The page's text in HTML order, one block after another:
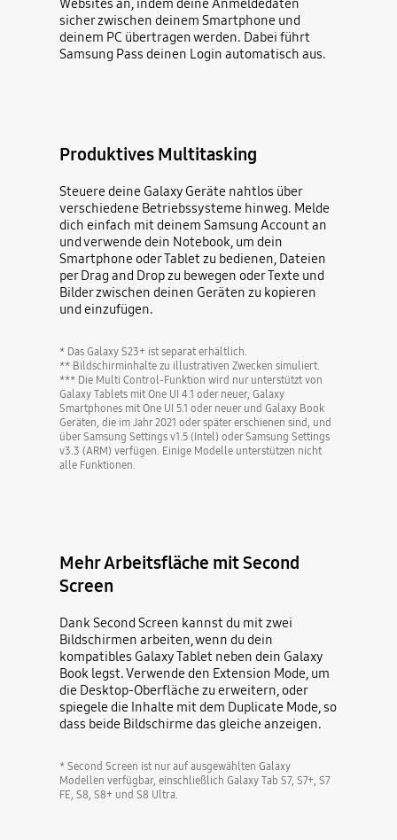
Websites an, indem deine Anmeldedaten
sicher zwischen deinem Smartphone und
deinem PC übertragen werden. Dabei führt
Samsung Pass deinen Login automatisch aus.
Produktives Multitasking
Steuere deine Galaxy Geräte nahtlos über
verschiedene Betriebssysteme hinweg. Melde
dich einfach mit deinem Samsung Account an
und verwende dein Notebook, um dein
Smartphone oder Tablet zu bedienen, Dateien
per Drag and Drop zu bewegen oder Texte und
Bilder zwischen deinen Geräten zu kopieren
und einzufügen.
* Das Galaxy S23+ ist separat erhältlich.
** Bildschirminhalte zu illustrativen Zwecken simuliert.
*** Die Multi Control-Funktion wird nur unterstützt von
Galaxy Tablets mit One UI 4.1 oder neuer, Galaxy
Smartphones mit One UI 5.1 oder neuer und Galaxy Book
Geräten, die im Jahr 2021 oder später erschienen sind, und
über Samsung Settings v1.5 (Intel) oder Samsung Settings
v3.3 (ARM) verfügen. Einige Modelle unterstützen nicht
alle Funktionen.
Mehr Arbeitsfläche mit Second
Screen
Dank Second Screen kannst du mit zwei
Bildschirmen arbeiten, wenn du dein
kompatibles Galaxy Tablet neben dein Galaxy
Book legst. Verwende den Extension Mode, um
die Desktop-Oberfläche zu erweitern, oder
spiegele die Inhalte mit dem Duplicate Mode, so
dass beide Bildschirme das gleiche anzeigen.
* Second Screen ist nur auf ausgewählten Galaxy
Modellen verfügbar, einschließlich Galaxy Tab S7, S7+, S7
FE, S8, S8+ und S8 Ultra.